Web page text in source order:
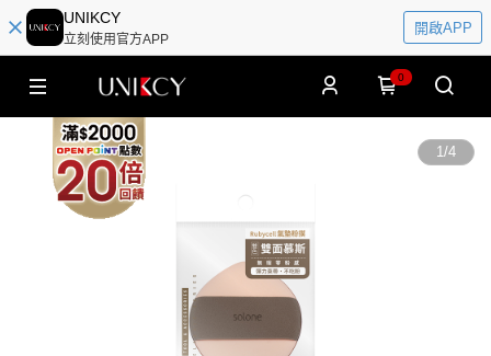
UNIKCY
立刻使用官方APP
開啟APP
0
1/4